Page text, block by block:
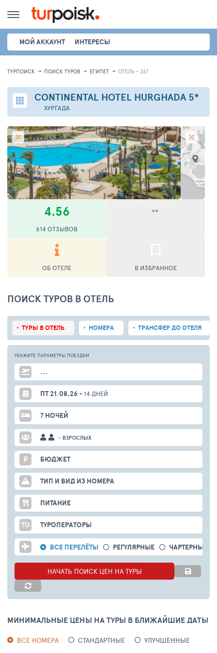
МОЙ АККАУНТ ИНТЕРЕСЫ
ТУРПОИСК ПОИСК ТУРОВ ЕГИПЕТ ОТЕЛЬ - 267
CONTINENTAL HOTEL HURGHADA 5*
ХУРГАДА
4.56
614 ОТЗЫВОВ
ОБ ОТЕЛЕ В ИЗБРАННОЕ
ПОИСК ТУРОВ В ОТЕЛЬ
ТУРЫ В ОТЕЛЬ НОМЕРА ТРАНСФЕР ДО ОТЕЛЯ
УКАЖИТЕ ПАРАМЕТРЫ ПОЕЗДКИ
...
ПТ 21.08.26+ 14 ДНЕЙ
7 НОЧЕЙ
- ВЗРОСЛЫХ
₽ БЮДЖЕТ
ТИП И ВИД ИЗ НОМЕРА
ПИТАНИЕ
ТО ТУРОПЕРАТОРЫ
ВСЕ ПЕРЕЛЁТЫ РЕГУЛЯРНЫЕ ЧАРТЕРНЫЕ
НАЧАТЬ ПОИСК ЦЕН НА ТУРЫ
МИНИМАЛЬНЫЕ ЦЕНЫ НА ТУРЫ В БЛИЖАЙШИЕ ДАТЫ
ВСЕ НОМЕРА СТАНДАРТНЫЕ УЛУЧШЕННЫЕ